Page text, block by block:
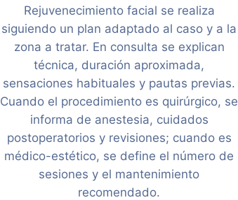
Rejuvenecimiento facial se realiza
siguiendo un plan adaptado al caso y a la
zona a tratar. En consulta se explican
técnica, duración aproximada,
sensaciones habituales y pautas previas.
Cuando el procedimiento es quirúrgico, se
informa de anestesia, cuidados
postoperatorios y revisiones; cuando es
médico-estético, se define el número de
sesiones y el mantenimiento
recomendado.